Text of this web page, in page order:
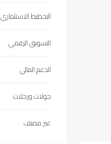
التخطيط الاستثماري
التسويق الرقمي
الدعم المالي
جولات ورحلات
غير مصنف